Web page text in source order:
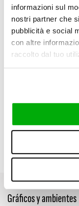
informazioni sul
nostri partner che
pubblicità e social
con altre
raccolto dal tuo
Reflex
6 mm / 0.24"
60x120
Gráficos y ambientes